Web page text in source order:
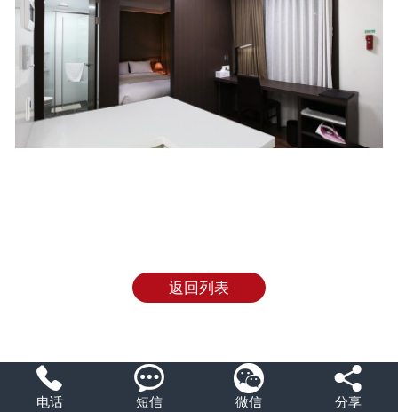
返回列表

电话

短信

微信

分享